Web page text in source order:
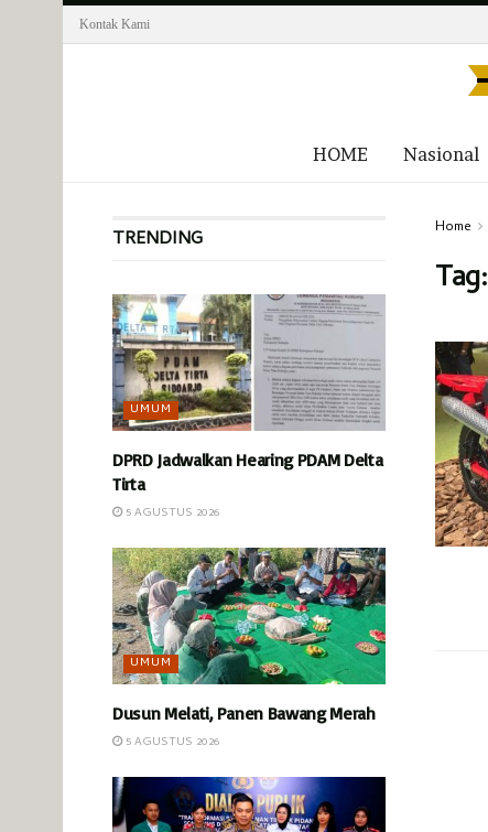
Kontak Kami
HOME Nasional
Home
Tag:
TRENDING
UMUM
DPRD Jadwalkan Hearing PDAM Delta
Tirta
5 AGUSTUS 2026
UMUM
Dusun Melati, Panen Bawang Merah
5 AGUSTUS 2026